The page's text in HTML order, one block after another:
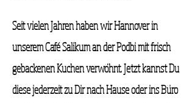
Seit vielen Jahren haben wir Hannover in
unserem Café Salikum an der Podbi mit frisch
gebackenen Kuchen verwöhnt. Jetzt kannst Du
diese jederzeit zu Dir nach Hause oder ins Büro